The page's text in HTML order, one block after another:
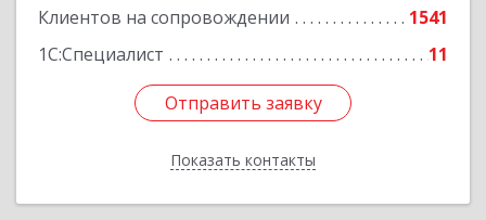
Клиентов на сопровождении
1541
1С:Специалист
11
Отправить заявку
Показать контакты
Подробнее
Отправить заявку
Назад